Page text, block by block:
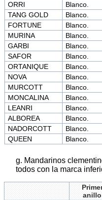
ORRI
Blanco.
TANG GOLD
Blanco.
FORTUNE
Blanco.
MURINA
Blanco.
GARBI
Blanco.
SAFOR
Blanco.
ORTANIQUE
Blanco.
NOVA
Blanco.
MURCOTT
Blanco.
MONCALINA
Blanco.
LEANRI
Blanco.
ALBOREA
Blanco.
NADORCOTT
Blanco.
QUEEN
Blanco.
g. Mandarinos
todos con la marca
anillo